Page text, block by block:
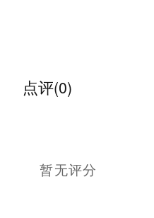
点评(0)
暂无评分